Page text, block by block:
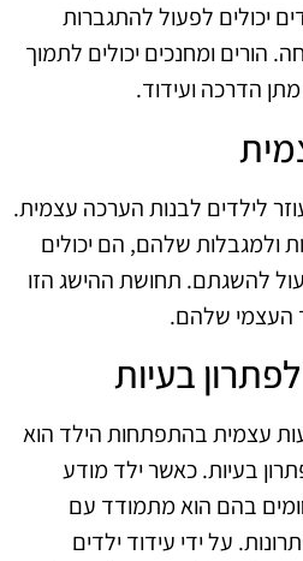
יכולים לפעול להתגברות
הורים ומחנכים יכולים לתמוך
הדרכה ועידוד.
לילדים לבנות הערכה עצמית.
ולמגבלות שלהם, הם יכולים
להשגתם. תחושת ההישג הזו
העצמי שלהם.
בעיות
עצמית בהתפתחות הילד הוא
בעיות. כאשר ילד מודע
בהם הוא מתמודד עם
על ידי עידוד ילדים